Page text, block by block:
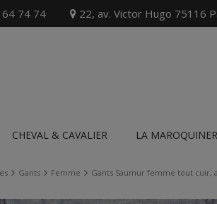
74 74 22, av. Victor Hugo 75116
CHEVAL & CAVALIER LA
Gants Femme Gants Saumur femme tout cuir,